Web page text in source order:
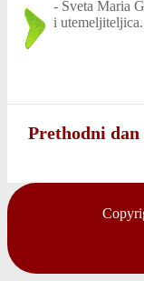
- Sveta Maria
i utemeljiteljica.
Prethodni dan